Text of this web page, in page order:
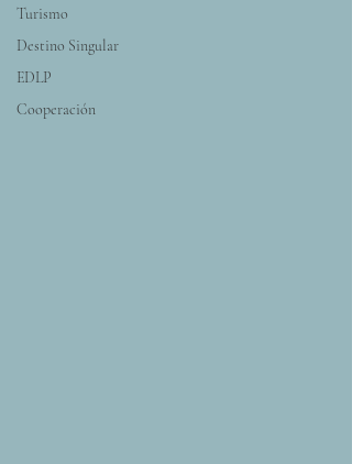
Turismo
Destino Singular
EDLP
Cooperación